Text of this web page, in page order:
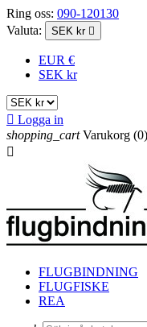
Ring oss: 090-120130
Valuta:
SEK kr 
EUR €
SEK kr
 Logga in
shopping_cart Varukorg (0)

FLUGBINDNING
FLUGFISKE
REA